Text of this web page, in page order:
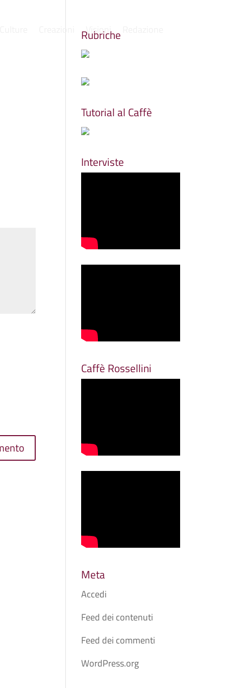
Visioni
Rubriche
Tutorial al Caffè
Interviste
Caffè Rossellini
Meta
Accedi
Feed dei contenuti
Feed dei commenti
WordPress.org